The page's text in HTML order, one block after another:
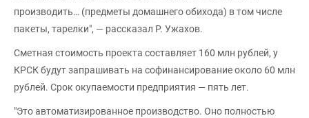
производить… (предметы домашнего обихода) в том числе
пакеты, тарелки", — рассказал Р. Ужахов.
Сметная стоимость проекта составляет 160 млн рублей, у
КРСК будут запрашивать на софинансирование около 60 млн
рублей. Срок окупаемости предприятия — пять лет.
"Это автоматизированное производство. Оно полностью